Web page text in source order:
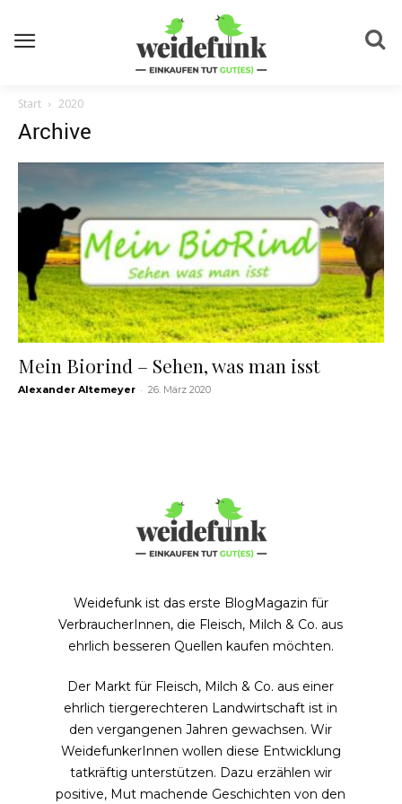
Start 2020
Archive
Mein Biorind – Sehen, was man isst
Alexander Altemeyer - 26. März 2020
Weidefunk ist das erste BlogMagazin für
VerbraucherInnen, die Fleisch, Milch & Co. aus
ehrlich besseren Quellen kaufen möchten.
Der Markt für Fleisch, Milch & Co. aus einer
ehrlich tiergerechteren Landwirtschaft ist in
den vergangenen Jahren gewachsen. Wir
WeidefunkerInnen wollen diese Entwicklung
tatkräftig unterstützen. Dazu erzählen wir
positive, Mut machende Geschichten von den